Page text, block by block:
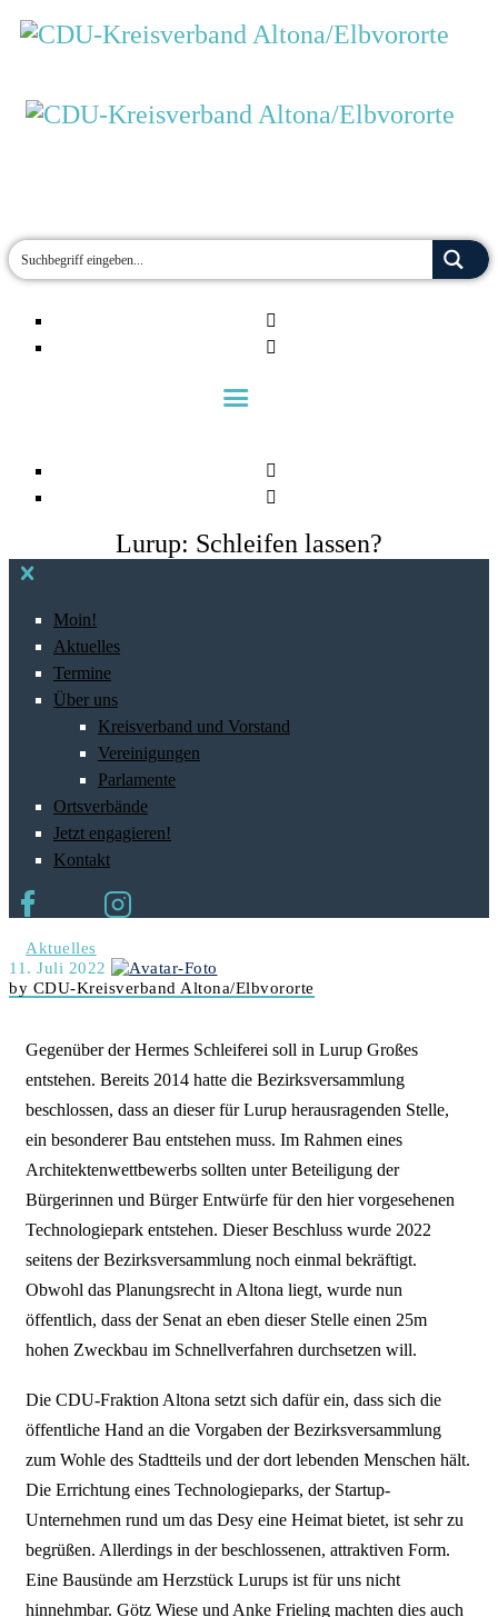
Lurup: Schleifen lassen?
Moin!
Aktuelles
Termine
Über uns
Kreisverband und Vorstand
Vereinigungen
Parlamente
Ortsverbände
Jetzt engagieren!
Kontakt
Aktuelles
11. Juli 2022
by CDU-Kreisverband Altona/Elbvororte
Gegenüber der Hermes Schleiferei soll in Lurup Großes
entstehen. Bereits 2014 hatte die Bezirksversammlung
beschlossen, dass an dieser für Lurup herausragenden Stelle,
ein besonderer Bau entstehen muss. Im Rahmen eines
Architektenwettbewerbs sollten unter Beteiligung der
Bürgerinnen und Bürger Entwürfe für den hier vorgesehenen
Technologiepark entstehen. Dieser Beschluss wurde 2022
seitens der Bezirksversammlung noch einmal bekräftigt.
Obwohl das Planungsrecht in Altona liegt, wurde nun
öffentlich, dass der Senat an eben dieser Stelle einen 25m
hohen Zweckbau im Schnellverfahren durchsetzen will.
Die CDU-Fraktion Altona setzt sich dafür ein, dass sich die
öffentliche Hand an die Vorgaben der Bezirksversammlung
zum Wohle des Stadtteils und der dort lebenden Menschen hält.
Die Errichtung eines Technologieparks, der Startup-
Unternehmen rund um das Desy eine Heimat bietet, ist sehr zu
begrüßen. Allerdings in der beschlossenen, attraktiven Form.
Eine Bausünde am Herzstück Lurups ist für uns nicht
hinnehmbar. Götz Wiese und Anke Frieling machten dies auch